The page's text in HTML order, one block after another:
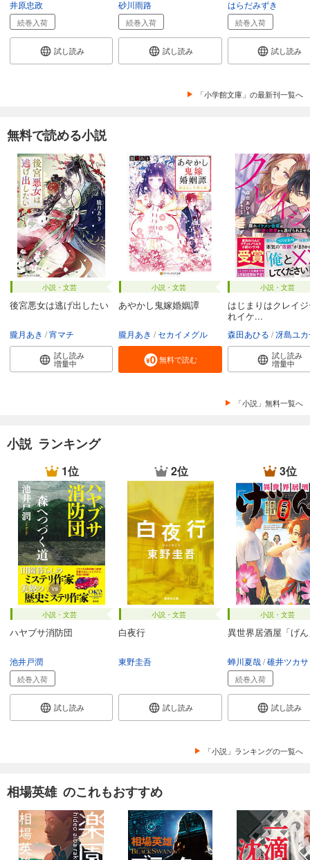
井原忠政
続巻入荷
試し読み
砂川雨路
続巻入荷
試し読み
はらだみずき
続巻入荷
試し読み
「小学館文庫」の最新刊一覧へ
無料で読める小説
小説・文芸
後宮悪女は逃げ出したい
朧月あき 宵マチ
試し読み
増量中
小説・文芸
あやかし鬼嫁婚姻譚
朧月あき セカイメグル
無料で読む
小説・文芸
はじまりはクレイ
れイケ...
森田あひる 冴島ユ
試し読み
増量中
「小説」無料一覧へ
小説 ランキング
1位
小説・文芸
ハヤブサ消防団
池井戸潤
続巻入荷
試し読み
2位
小説・文芸
白夜行
東野圭吾
試し読み
3位
小説・文芸
異世界居酒屋「げ
蝉川夏哉 碓井ツカサ
続巻入荷
試し読み
「小説」ランキングの一覧へ
相場英雄 のこれもおすすめ